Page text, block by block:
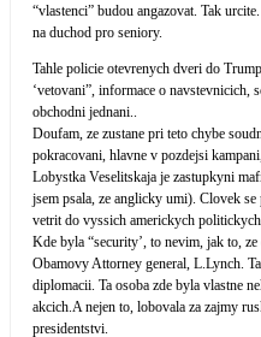
“vlastenci” budou angazovat. Tak
na duchod pro seniory.
Tahle policie otevrenych dveri do
‘vetovani”, informace o navstevnicich,
obchodni jednani..
Doufam, ze zustane pri teto chybe
pokracovani, hlavne v pozdejsi
Lobystka Veselitskaja je zastupkyni
jsem psala, ze anglicky umi). Clovek
vetrit do vyssich americkych
Kde byla “security’, to nevim, jak to,
Obamovy Attorney general, L.Lynch.
diplomacii. Ta osoba zde byla vlastne
akcich.A nejen to, lobovala za zajmy
presidentstvi.